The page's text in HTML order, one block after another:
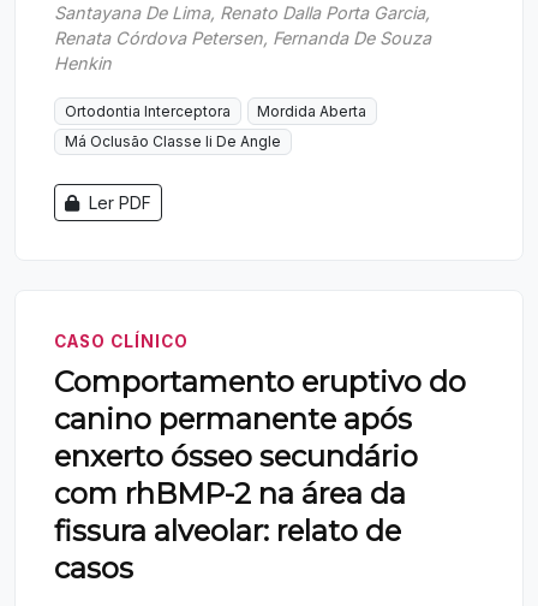
Santayana De Lima, Renato Dalla Porta Garcia,
Renata Córdova Petersen, Fernanda De Souza
Henkin
Ortodontia Interceptora
Mordida Aberta
Má Oclusão Classe Ii De Angle
Ler PDF
CASO CLÍNICO
Comportamento eruptivo do
canino permanente após
enxerto ósseo secundário
com rhBMP-2 na área da
fissura alveolar: relato de
casos